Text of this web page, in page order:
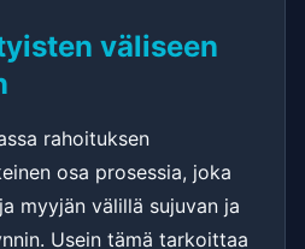
väliseen
rahoituksen
osa prosessia, joka
myyjän välillä sujuvan ja
Usein tämä tarkoittaa